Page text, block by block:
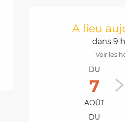
A lieu
dans 9
Voir les
DU
7
AOÛT
DU